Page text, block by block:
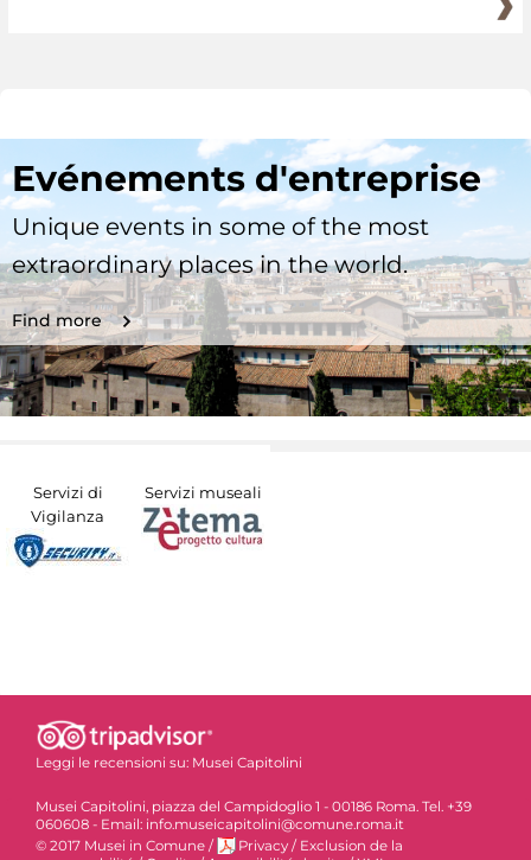
Evénements d'entreprise
Unique events in some of the most
extraordinary places in the world.
Find more
Servizi di
Vigilanza
Servizi museali
Leggi le recensioni su: Musei Capitolini
Musei Capitolini, piazza del Campidoglio 1 - 00186 Roma. Tel. +39
060608 - Email: info.museicapitolini@comune.roma.it
© 2017 Musei in Comune / Privacy / Exclusion de la